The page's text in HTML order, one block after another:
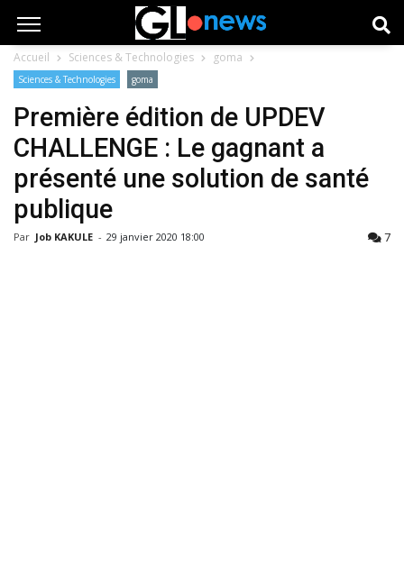
Accueil Sciences & Technologies goma
Sciences & Technologies goma
Première édition de UPDEV
CHALLENGE : Le gagnant a
présenté une solution de santé
publique
Par Job KAKULE - 29 janvier 2020 18:00 7